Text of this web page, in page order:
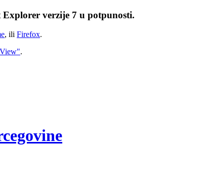
verzije 7 u potpunosti.
, ili Firefox.
.